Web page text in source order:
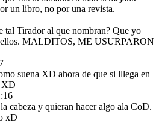
un libro, no por una revista.
tal Tirador al que nombran? Que yo
ellos. MALDITOS, ME USURPARON
suena XD ahora de que si lllega en
XD
cabeza y quieran hacer algo ala CoD.
xD